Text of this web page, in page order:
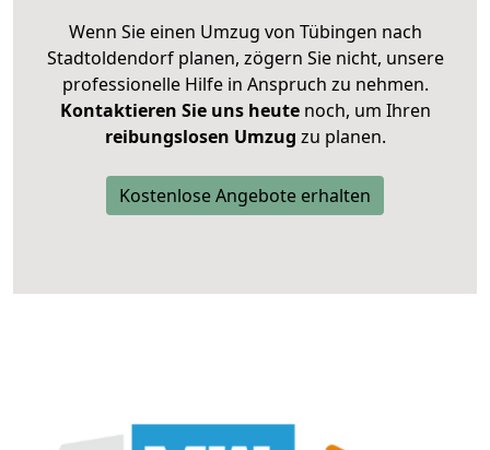
Wenn Sie einen Umzug von Tübingen nach
Stadtoldendorf planen, zögern Sie nicht, unsere
professionelle Hilfe in Anspruch zu nehmen.
Kontaktieren Sie uns heutenoch, um Ihren
reibungslosen Umzug zu planen.
Kostenlose Angebote erhalten